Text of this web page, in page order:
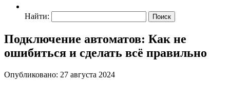
Найти:
Подключение автоматов: Как не
ошибиться и сделать всё правильно
Опубликовано: 27 августа 2024